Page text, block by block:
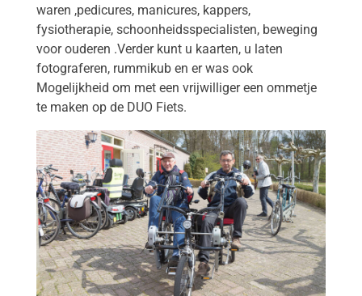
waren ,pedicures, manicures, kappers,
fysiotherapie, schoonheidsspecialisten, beweging
voor ouderen .Verder kunt u kaarten, u laten
fotograferen, rummikub en er was ook
Mogelijkheid om met een vrijwilliger een ommetje
te maken op de DUO Fiets.